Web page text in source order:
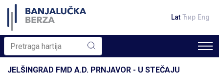
Lat Ћир Eng
JELŠINGRAD FMD A.D. PRNJAVOR - U STEČAJU